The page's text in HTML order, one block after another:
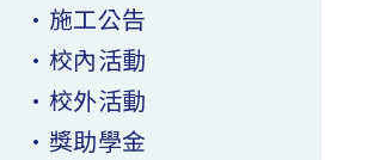
•施工公告
•校內活動
•校外活動
•獎助學金